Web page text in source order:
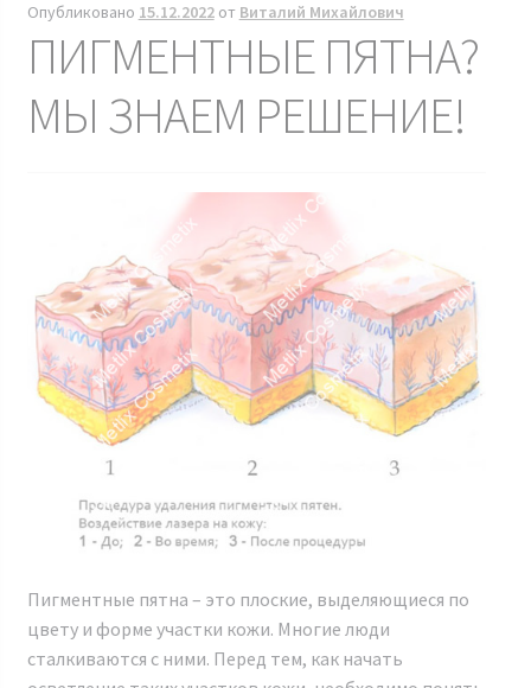
Опубликовано 15.12.2022 от Виталий Михайлович
ПИГМЕНТНЫЕ ПЯТНА?
МЫ ЗНАЕМ РЕШЕНИЕ!
Пигментные пятна – это плоские, выделяющиеся по
цвету и форме участки кожи. Многие люди
сталкиваются с ними. Перед тем, как начать